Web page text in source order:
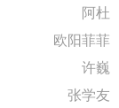
阿杜
欧阳菲菲
许巍
张学友